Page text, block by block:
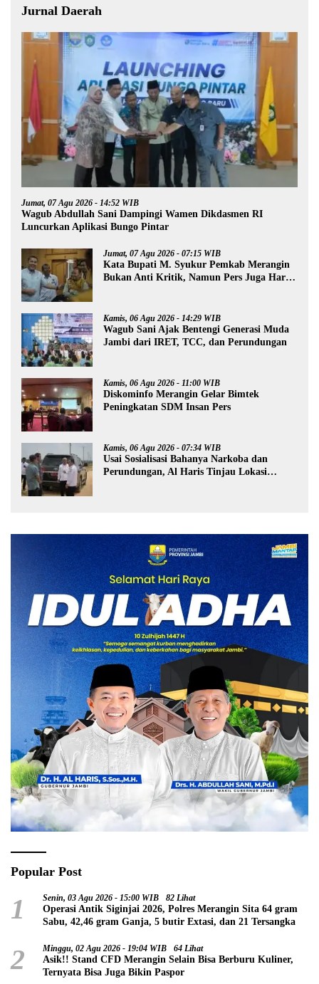
Jurnal Daerah
Jumat, 07 Agu 2026 - 14:52 WIB
Wagub Abdullah Sani Dampingi Wamen Dikdasmen RI
Luncurkan Aplikasi Bungo Pintar
Jumat, 07 Agu 2026 - 07:15 WIB
Kata Bupati M. Syukur Pemkab Merangin
Bukan Anti Kritik, Namun Pers Juga Harus
Kamis, 06 Agu 2026 - 14:29 WIB
Wagub Sani Ajak Bentengi Generasi Muda
Jambi dari IRET, TCC, dan Perundungan
Kamis, 06 Agu 2026 - 11:00 WIB
Diskominfo Merangin Gelar Bimtek
Peningkatan SDM Insan Pers
Kamis, 06 Agu 2026 - 07:34 WIB
Usai Sosialisasi Bahanya Narkoba dan
Perundungan, Al Haris Tinjau Lokasi
Popular Post
1 Senin, 03 Agu 2026 - 15:00 WIB 82 Lihat
Operasi Antik Siginjai 2026, Polres Merangin Sita 64 gram
Sabu, 42,46 gram Ganja, 5 butir Extasi, dan 21 Tersangka
2 Minggu, 02 Agu 2026 - 19:04 WIB 64 Lihat
Asik!! Stand CFD Merangin Selain Bisa Berburu Kuliner,
Ternyata Bisa Juga Bikin Paspor